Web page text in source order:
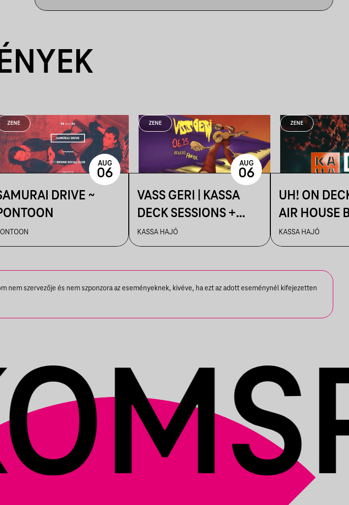
ZENE
DRIVE ~
AUG
06
ZENE
VASS GERI | KASSA
DECK SESSIONS +
AFTER: AHAOK.
KASSA HAJÓ
AUG
06
ZENE
UH! ON
AIR HOUSE
SESSIONS
KASSA HAJÓ
szervezője és nem szponzora az eseményeknek, kivéve, ha ezt az adott eseménynél kifejezetten